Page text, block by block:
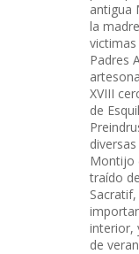
antigua
la
Padres
XVIII
de
Montijo
traído
interior,
de